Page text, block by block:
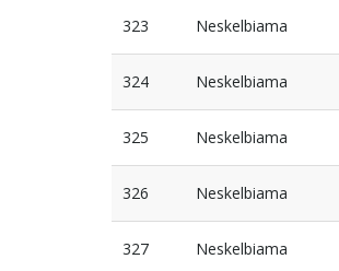
323 Neskelbiama
324 Neskelbiama
325 Neskelbiama
326 Neskelbiama
327 Neskelbiama